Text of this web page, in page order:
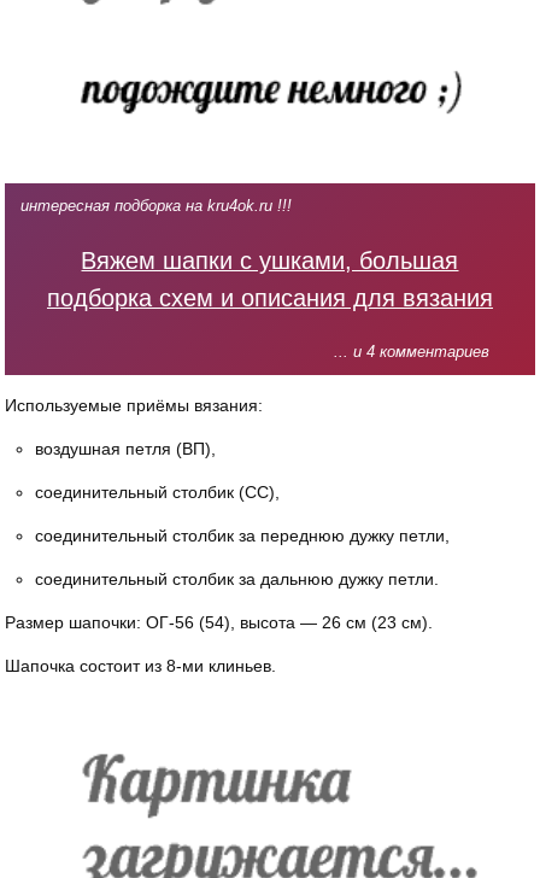
интересная подборка на kru4ok.ru !!!
Вяжем шапки с ушками, большая
подборка схем и описания для вязания
... и 4 комментариев
Используемые приёмы вязания:
воздушная петля (ВП),
соединительный столбик (СС),
соединительный столбик за переднюю дужку петли,
соединительный столбик за дальнюю дужку петли.
Размер шапочки: ОГ-56 (54), высота — 26 см (23 см).
Шапочка состоит из 8-ми клиньев.